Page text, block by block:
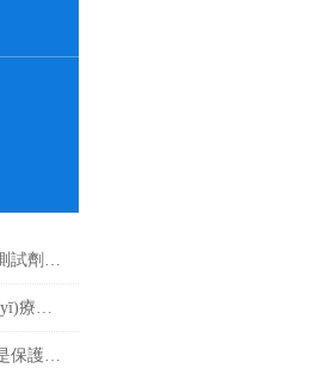
解碼甲型流感病毒核酸檢測試劑盒奧秘，精準鎖定病毒
生化檢測試劑盒是現代醫(yī)療的重要工具
動物疫病檢測試劑盒廠家是保護動物健康的重要環(huán)節(jié)